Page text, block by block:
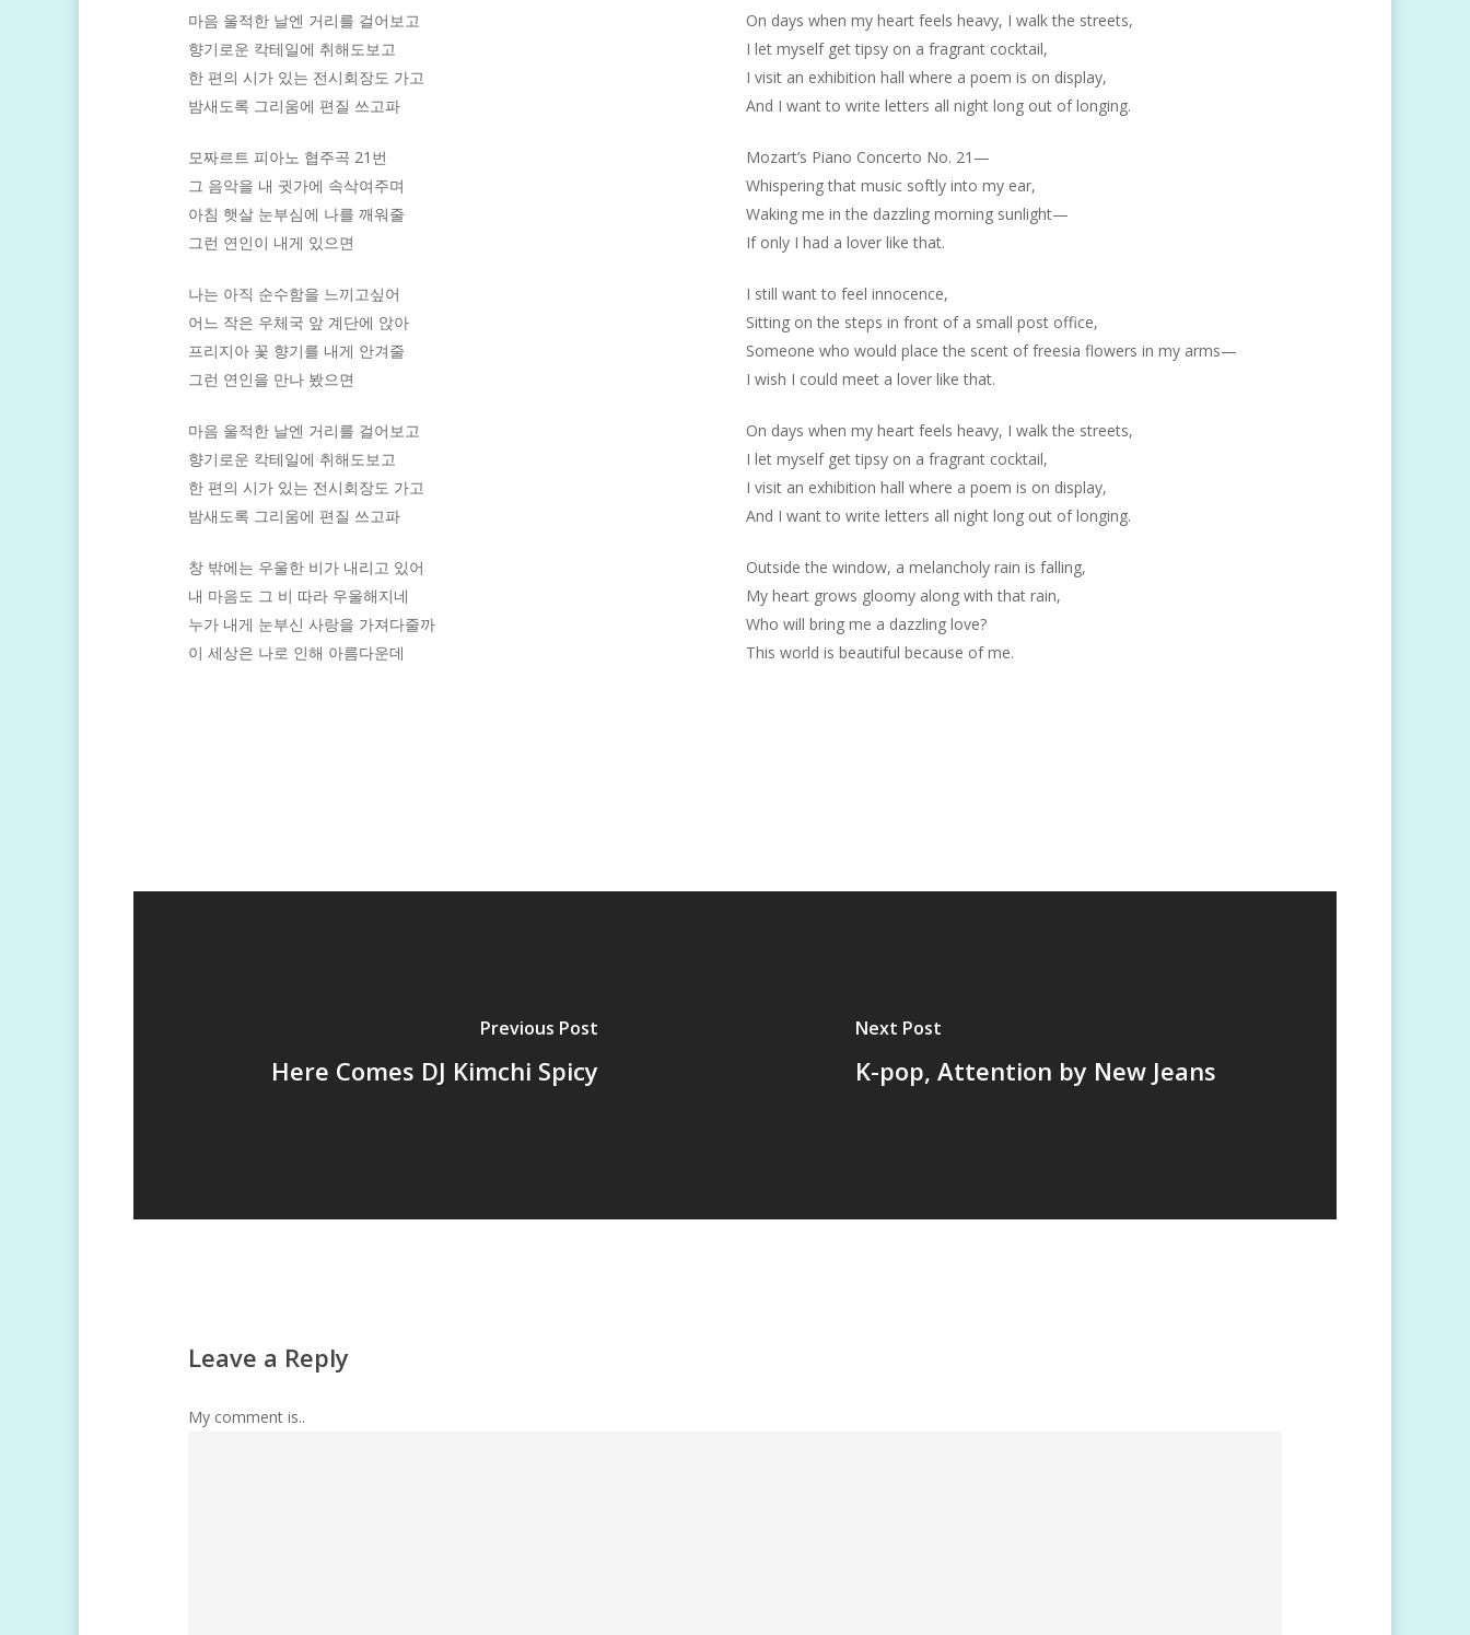
마음 울적한 날엔 거리를 걸어보고
향기로운 칵테일에 취해도보고
한 편의 시가 있는 전시회장도 가고
밤새도록 그리움에 편질 쓰고파
모짜르트 피아노 협주곡 21번
그 음악을 내 귓가에 속삭여주며
아침 햇살 눈부심에 나를 깨워줄
그런 연인이 내게 있으면
나는 아직 순수함을 느끼고싶어
어느 작은 우체국 앞 계단에 앉아
프리지아 꽃 향기를 내게 안겨줄
그런 연인을 만나 봤으면
마음 울적한 날엔 거리를 걸어보고
향기로운 칵테일에 취해도보고
한 편의 시가 있는 전시회장도 가고
밤새도록 그리움에 편질 쓰고파
창 밖에는 우울한 비가 내리고 있어
내 마음도 그 비 따라 우울해지네
누가 내게 눈부신 사랑을 가져다줄까
이 세상은 나로 인해 아름다운데
On days when my heart feels heavy, I walk the streets,
I let myself get tipsy on a fragrant cocktail,
I visit an exhibition hall where a poem is on display,
And I want to write letters all night long out of longing.
Mozart’s Piano Concerto No. 21—
Whispering that music softly into my ear,
Waking me in the dazzling morning sunlight—
If only I had a lover like that.
I still want to feel innocence,
Sitting on the steps in front of a small post office,
Someone who would place the scent of freesia flowers in my arms—
I wish I could meet a lover like that.
On days when my heart feels heavy, I walk the streets,
I let myself get tipsy on a fragrant cocktail,
I visit an exhibition hall where a poem is on display,
And I want to write letters all night long out of longing.
Outside the window, a melancholy rain is falling,
My heart grows gloomy along with that rain,
Who will bring me a dazzling love?
This world is beautiful because of me.
Previous Post
Here Comes DJ Kimchi Spicy
Next Post
K-pop, Attention by New Jeans
Leave a Reply
My comment is..